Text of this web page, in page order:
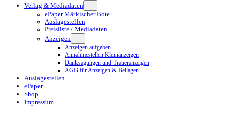
Verlag & Mediadaten
ePaper Märkischer Bote
Auslagestellen
Preisliste / Mediadaten
Anzeigen
Anzeigen aufgeben
Annahmestellen Kleinanzeigen
Danksagungen und Traueranzeigen
AGB für Anzeigen & Beilagen
Auslagestellen
ePaper
Shop
Impressum